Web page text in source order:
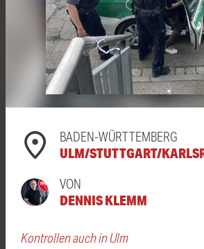
BADEN-WÜRTTEMBERG
ULM/STUTTGART/
VON
DENNIS KLEMM
Kontrollen auch in Ulm